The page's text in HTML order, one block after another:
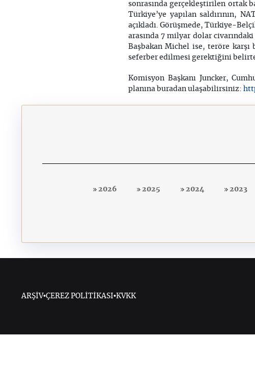
sonrasında gerçekleştirilen ortak
Türkiye’ye yapılan saldırının,
açıkladı. Görüşmede, Türkiye-
arasında 7 milyar dolar
Başbakan Michel ise, teröre
seferber edilmesi gerektiğini
Komisyon Başkanı Juncker,
planına buradan ulaşabilirsiniz:
2026 2025 2024 2023
ARŞİV•ÇEREZ POLİTİKASI•KVKK